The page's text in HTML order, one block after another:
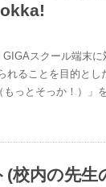
スクール端末
れることを目的とし
っとそっか！）」
校内の先生